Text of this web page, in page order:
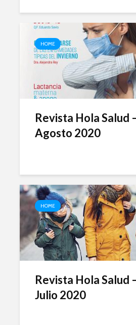
HOME
Revista Hola Salud
Agosto 2020
HOME
Revista Hola Salud
Julio 2020